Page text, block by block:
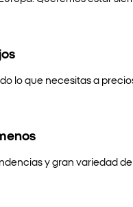
lo que necesitas a
y gran variedad